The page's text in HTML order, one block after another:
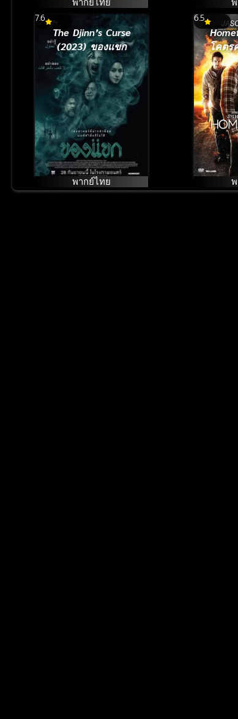
7.6
The Djinn’s Curse
(2023) ของแขก
พากย์ไทย
6.5
โคตร